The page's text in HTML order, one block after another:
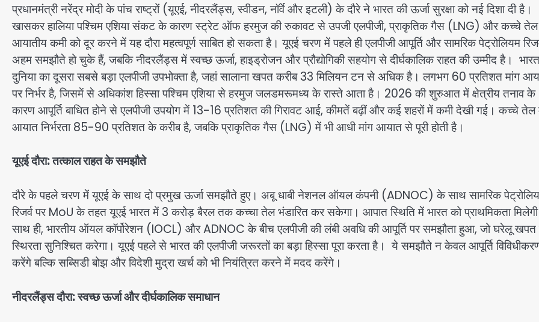
प्रधानमंत्री नरेंद्र मोदी के पांच राष्ट्रों (यूएई, नीदरलैंड्स, स्वीडन, नॉर्वे और इटली) के दौरे ने भारत की ऊर्जा सुरक्षा को नई दिशा दी है।
खासकर हालिया पश्चिम एशिया संकट के कारण स्ट्रेट ऑफ हरमुज की रुकावट से उपजी एलपीजी, प्राकृतिक गैस (LNG) और कच्चे
आयातीय कमी को दूर करने में यह दौरा महत्वपूर्ण साबित हो सकता है। यूएई चरण में पहले ही एलपीजी आपूर्ति और सामरिक पेट्रोलियम
अहम समझौते हो चुके हैं, जबकि नीदरलैंड्स में स्वच्छ ऊर्जा, हाइड्रोजन और प्रौद्योगिकी सहयोग से दीर्घकालिक राहत की उम्मीद है। भारत
दुनिया का दूसरा सबसे बड़ा एलपीजी उपभोक्ता है, जहां सालाना खपत करीब 33 मिलियन टन से अधिक है। लगभग 60 प्रतिशत मांग
पर निर्भर है, जिसमें से अधिकांश हिस्सा पश्चिम एशिया से हरमुज जलडमरूमध्य के रास्ते आता है। 2026 की शुरुआत में क्षेत्रीय तनाव के
कारण आपूर्ति बाधित होने से एलपीजी उपयोग में 13-16 प्रतिशत की गिरावट आई, कीमतें बढ़ीं और कई शहरों में कमी देखी गई। कच्चे तेल
आयात निर्भरता 85-90 प्रतिशत के करीब है, जबकि प्राकृतिक गैस (LNG) में भी आधी मांग आयात से पूरी होती है।
यूएई दौरा: तत्काल राहत के समझौते
दौरे के पहले चरण में यूएई के साथ दो प्रमुख ऊर्जा समझौते हुए। अबू धाबी नेशनल ऑयल कंपनी (ADNOC) के साथ सामरिक
रिजर्व पर MoU के तहत यूएई भारत में 3 करोड़ बैरल तक कच्चा तेल भंडारित कर सकेगा। आपात स्थिति में भारत को प्राथमिकता
साथ ही, भारतीय ऑयल कॉर्पोरेशन (IOCL) और ADNOC के बीच एलपीजी की लंबी अवधि की आपूर्ति पर समझौता हुआ, जो घरेलू खपत
स्थिरता सुनिश्चित करेगा। यूएई पहले से भारत की एलपीजी जरूरतों का बड़ा हिस्सा पूरा करता है। ये समझौते न केवल आपूर्ति
करेंगे बल्कि सब्सिडी बोझ और विदेशी मुद्रा खर्च को भी नियंत्रित करने में मदद करेंगे।
नीदरलैंड्स दौरा: स्वच्छ ऊर्जा और दीर्घकालिक समाधान